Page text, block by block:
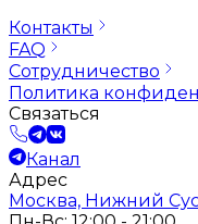
Контакты
FAQ
Сотрудничество
Политика
Связаться
Канал
Адрес
Москва, Нижний